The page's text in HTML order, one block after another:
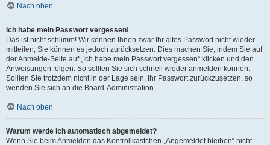
Nach oben
Ich habe mein Passwort vergessen!
Das ist nicht schlimm! Wir können Ihnen zwar Ihr altes Passwort nicht wieder
mitteilen, Sie können es jedoch zurücksetzen. Dies machen Sie, indem Sie auf
der Anmelde-Seite auf „Ich habe mein Passwort vergessen“ klicken und den
Anweisungen folgen. So sollten Sie sich schnell wieder anmelden können.
Sollten Sie trotzdem nicht in der Lage sein, Ihr Passwort zurückzusetzen, so
wenden Sie sich an die Board-Administration.
Nach oben
Warum werde ich automatisch abgemeldet?
Wenn Sie beim Anmelden das Kontrollkästchen „Angemeldet bleiben“ nicht